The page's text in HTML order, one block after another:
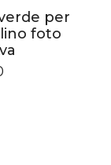
per
foto